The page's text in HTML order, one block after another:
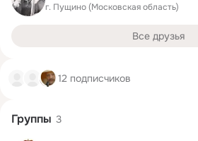
г. Пущино (Московская область)
Все друзья
12 подписчиков
Группы 3